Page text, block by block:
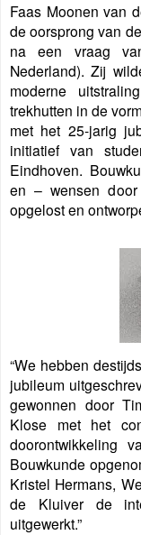
Faas Moonen van
de oorsprong van
na een vraag
Nederland). Zij
moderne
trekhutten in de
met het 25-jarig
initiatief van
Eindhoven.
en – wensen door
opgelost en
“We hebben
jubileum
gewonnen door
Klose met het
doorontwikkeling
Bouwkunde
Kristel Hermans,
de Kluiver de
uitgewerkt.”